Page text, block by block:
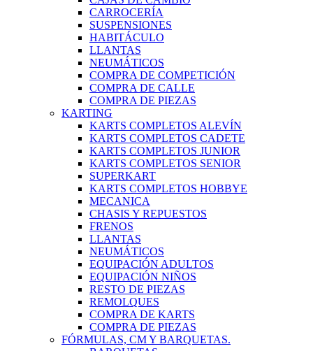
CARROCERÍA
SUSPENSIONES
HABITÁCULO
LLANTAS
NEUMÁTICOS
COMPRA DE COMPETICIÓN
COMPRA DE CALLE
COMPRA DE PIEZAS
KARTING
KARTS COMPLETOS ALEVÍN
KARTS COMPLETOS CADETE
KARTS COMPLETOS JUNIOR
KARTS COMPLETOS SENIOR
SUPERKART
KARTS COMPLETOS HOBBYE
MECANICA
CHASIS Y REPUESTOS
FRENOS
LLANTAS
NEUMÁTICOS
EQUIPACIÓN ADULTOS
EQUIPACIÓN NIÑOS
RESTO DE PIEZAS
REMOLQUES
COMPRA DE KARTS
COMPRA DE PIEZAS
FÓRMULAS, CM Y BARQUETAS.